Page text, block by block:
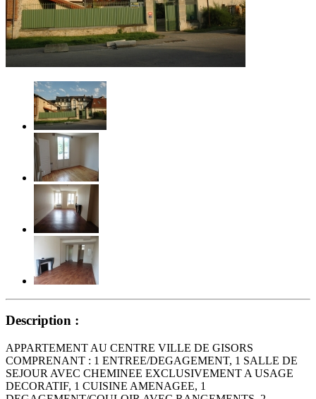
Description :
APPARTEMENT AU CENTRE VILLE DE GISORS
COMPRENANT : 1 ENTREE/DEGAGEMENT, 1 SALLE DE
SEJOUR AVEC CHEMINEE EXCLUSIVEMENT A USAGE
DECORATIF, 1 CUISINE AMENAGEE, 1